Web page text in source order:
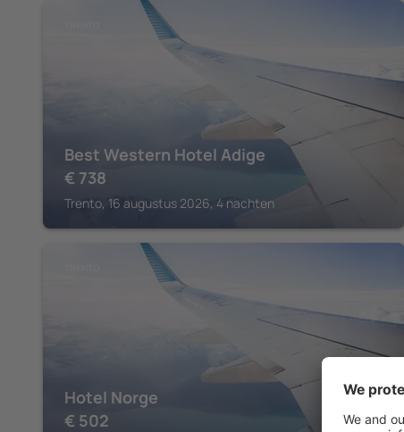
Best Western Hotel Adige
€ 738
Trento, 16 augustus 2026, 4 nachten
Hotel Norge
€ 502